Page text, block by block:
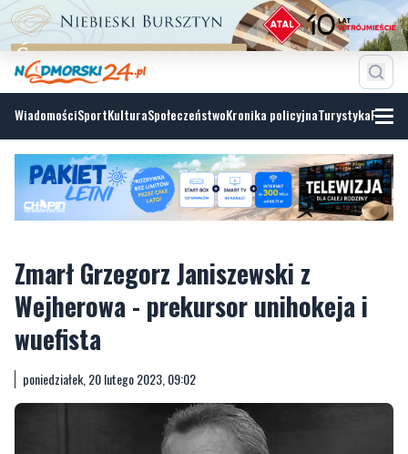
WiadomościSportKulturaSpołeczeństwoKronika policyjnaTurystyka
Zmarł Grzegorz Janiszewski z
wuefista
poniedziałek, 20 lutego 2023, 09:02